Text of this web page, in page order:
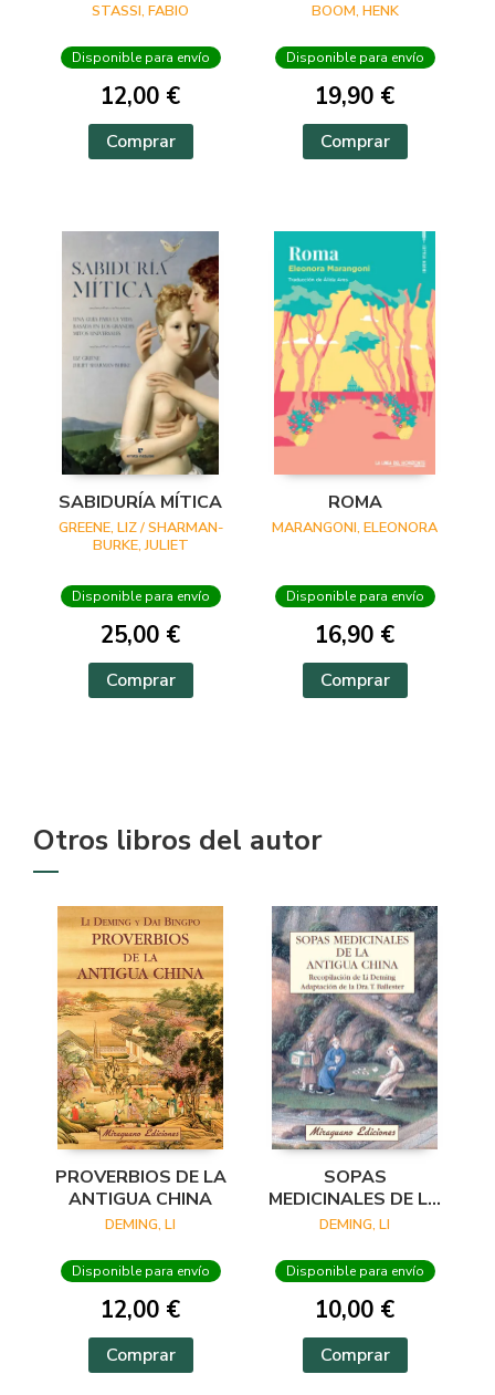
VERSO
STASSI, FABIO
Disponible para envío
12,00 €
Comprar
BOOM, HENK
Disponible para envío
19,90 €
Comprar
SABIDURÍA MÍTICA
GREENE, LIZ / SHARMAN-
BURKE, JULIET
Disponible para envío
25,00 €
Comprar
ROMA
MARANGONI, ELEONORA
Disponible para envío
16,90 €
Comprar
Otros libros del autor
PROVERBIOS DE LA
ANTIGUA CHINA
DEMING, LI
Disponible para envío
12,00 €
Comprar
SOPAS
MEDICINALES DE LA
ANTIGUA CHINA
DEMING, LI
Disponible para envío
10,00 €
Comprar